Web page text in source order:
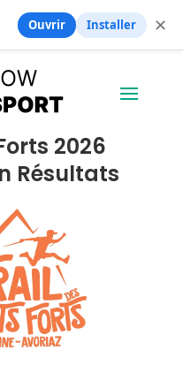
2026
Résultats
Ouvrir Installer ✕